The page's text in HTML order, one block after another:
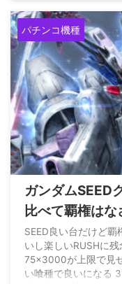
2700個（10R回＋
パチンコ機種
ガンダムSEED
比べて覇権は
SEED良い台だけど
いし楽しいRUSHに
75×3000が上限で見
い喰種で良いになる